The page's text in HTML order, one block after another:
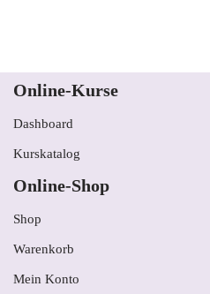
Online-Kurse
Dashboard
Kurskatalog
Online-Shop
Shop
Warenkorb
Mein Konto